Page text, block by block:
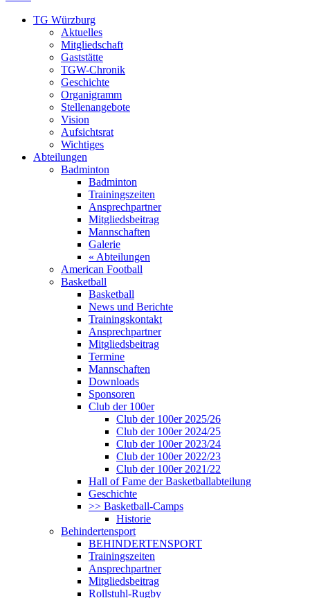
TG Würzburg
Aktuelles
Mitgliedschaft
Gaststätte
TGW-Chronik
Geschichte
Organigramm
Stellenangebote
Vision
Aufsichtsrat
Wichtiges
Abteilungen
Badminton
Badminton
Trainingszeiten
Ansprechpartner
Mitgliedsbeitrag
Mannschaften
Galerie
« Abteilungen
American Football
Basketball
Basketball
News und Berichte
Trainingskontakt
Ansprechpartner
Mitgliedsbeitrag
Termine
Mannschaften
Downloads
Sponsoren
Club der 100er
Club der 100er 2025/26
Club der 100er 2024/25
Club der 100er 2023/24
Club der 100er 2022/23
Club der 100er 2021/22
Hall of Fame der Basketballabteilung
Geschichte
>> Basketball-Camps
Historie
Behindertensport
BEHINDERTENSPORT
Trainingszeiten
Ansprechpartner
Mitgliedsbeitrag
Rollstuhl-Rugby